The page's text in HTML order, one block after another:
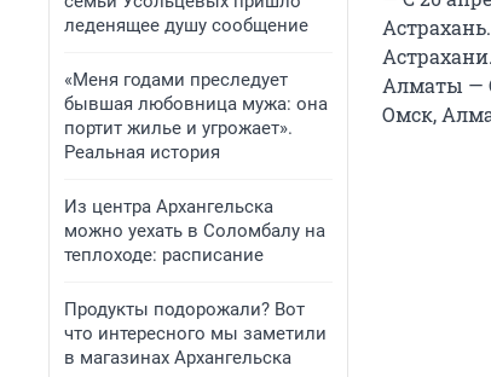
леденящее душу сообщение
«Меня годами преследует
бывшая любовница мужа: она
портит жилье и угрожает».
Реальная история
Из центра Архангельска
можно уехать в Соломбалу на
теплоходе: расписание
Продукты подорожали? Вот
что интересного мы заметили
в магазинах Архангельска
Алматы —
Омск,